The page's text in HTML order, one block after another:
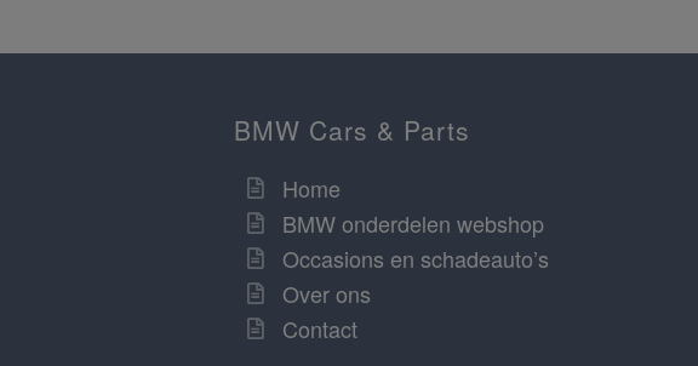
BMW Cars & Parts
Home
BMW onderdelen webshop
Occasions en schadeauto’s
Over ons
Contact